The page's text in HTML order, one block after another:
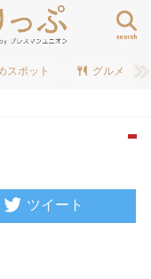
search
スポット グルメ
ツイート